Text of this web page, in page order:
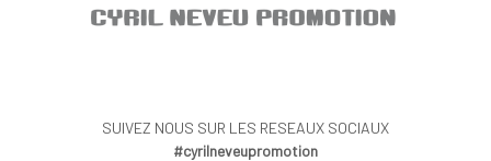
SUIVEZ NOUS SUR LES RESEAUX SOCIAUX
#cyrilneveupromotion